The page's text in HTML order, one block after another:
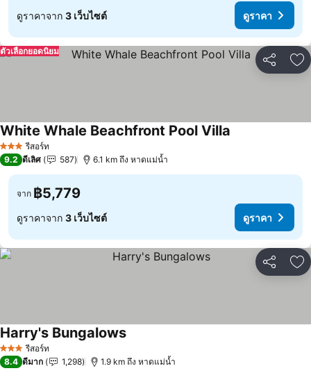
ดูราคาจาก 3 เว็บไซต์ ดูราคา
แชร์ เ
ตัวเลือกยอดนิยม
3 ดาว รีสอร์ท
White Whale Beachfront Pool Villa
9.2 ดีเลิศ 587 6.1 km ถึง หาดแม่น้ำ
จาก ฿5,779
ดูราคาจาก 3 เว็บไซต์ ดูราคา
แชร์ เ
3 ดาว รีสอร์ท
Harry's Bungalowsดูราคา
8.4 ดีมาก 1,298 1.9 km ถึง หาดแม่น้ำ